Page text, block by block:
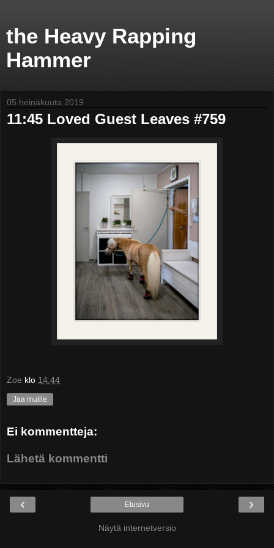
the Heavy Rapping
Hammer
05 heinäkuuta 2019
11:45 Loved Guest Leaves #759
Zoe klo 14:44
Jaa muille
Ei kommentteja:
Lähetä kommentti
‹ ›
Etusivu
Näytä internetversio